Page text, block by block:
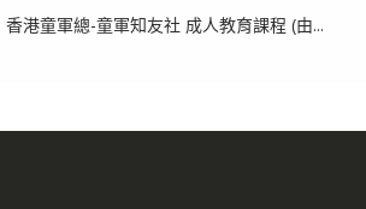
香港童軍總-童軍知友社 成人教育課程 (由...